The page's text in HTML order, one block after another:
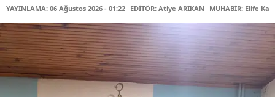
YAYINLAMA: 06 Ağustos 2026 - 01:22 EDİTÖR: Atiye ARIKAN MUHABİR: Elife